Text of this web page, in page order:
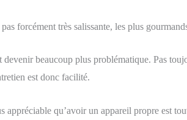
forcément très salissante, les plus
devenir beaucoup plus problématique. Pas
est donc facilité.
appréciable qu’avoir un appareil propre est